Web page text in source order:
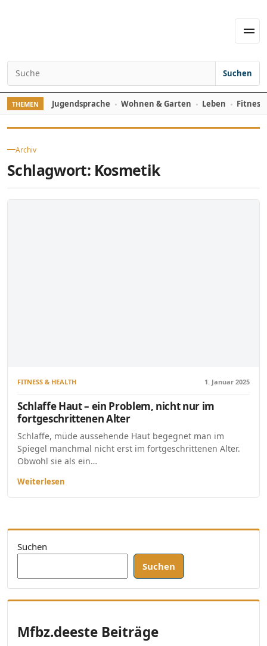
Search for:
Suchen
THEMEN Jugendsprache Wohnen & Garten Leben
Archiv
Schlagwort: Kosmetik
FITNESS & HEALTH 1. Januar 2025
Schlaffe Haut – ein Problem, nicht nur im
fortgeschrittenen Alter
Schlaffe, müde aussehende Haut begegnet man im
Spiegel manchmal nicht erst im fortgeschrittenen Alter.
Obwohl sie als ein…
Weiterlesen
Suchen
Suchen
Mfbz.deeste Beiträge